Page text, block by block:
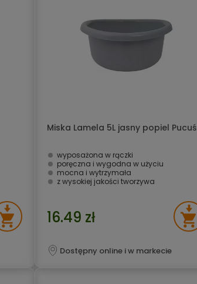
Miska Lamela 5L jasny popiel Pucuś
wyposażona w rączki
poręczna i wygodna w użyciu
mocna i wytrzymała
z wysokiej jakości tworzywa
16.49 zł
Dostępny online i w markecie